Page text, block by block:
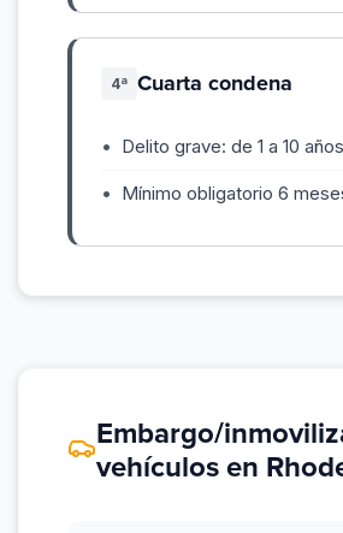
4ª Cuarta condena
Delito grave: de 1 a 10
Mínimo obligatorio 6
Embargo/
vehículos en